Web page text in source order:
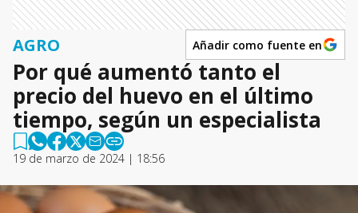
AGRO Añadir como fuente en
Por qué aumentó tanto el
precio del huevo en el último
tiempo, según un especialista
19 de marzo de 2024 | 18:56